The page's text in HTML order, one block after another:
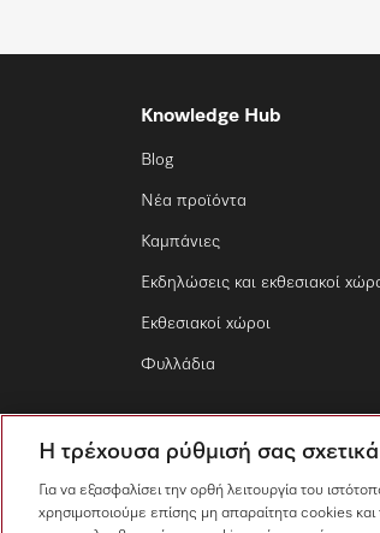
Knowledge Hub
Blog
Νέα προϊόντα
Καμπάνιες
Εκδηλώσεις και εκθεσιακοί
Εκθεσιακοί χώροι
Φυλλάδια
Η τρέχουσα ρύθμισή σας
Για να εξασφαλίσει την ορθή λειτουργία του
χρησιμοποιούμε επίσης μη απαραίτητα cookies